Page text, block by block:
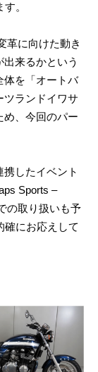
。
に向けた動き
来るかという
体を「オートバ
ツランドイワサ
め、今回のパー
したイベント
Sports –
の取り扱いも予
確にお応えして